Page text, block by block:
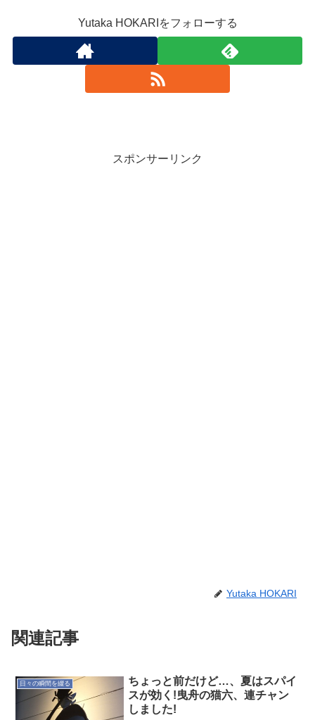
Yutaka HOKARIをフォローする
スポンサーリンク
Yutaka HOKARI
関連記事
日々の瞬間を綴る
ちょっと前だけど…、夏はスパイ
スが効く!曳舟の猫六、連チャン
しました!